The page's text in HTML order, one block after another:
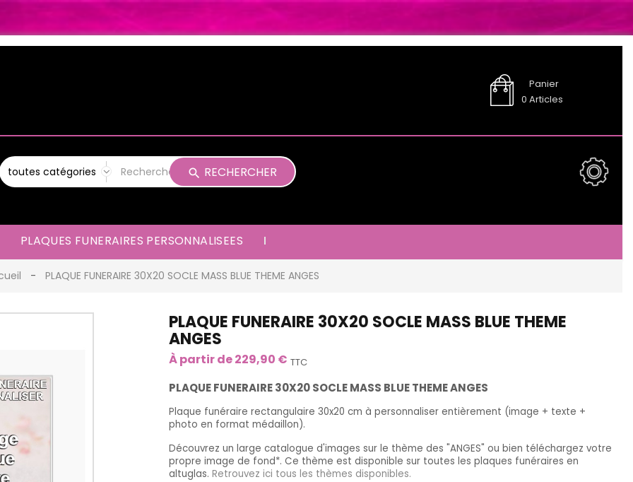
Panier
0 Articles
RECHERCHER
PLAQUES FUNERAIRES PERSONNALISEES
PLAQUE FUNERAIRE 30X20 SOCLE MASS BLUE THEME ANGES
PLAQUE FUNERAIRE 30X20 SOCLE MASS BLUE THEME
ANGES
À partir de 229,90 € TTC
PLAQUE FUNERAIRE 30X20 SOCLE MASS BLUE THEME ANGES
Plaque funéraire rectangulaire 30x20 cm à personnaliser entièrement (image + texte +
photo en format médaillon).
Découvrez un large catalogue d'images sur le thème des "ANGES" ou bien téléchargez votre
propre image de fond*. Ce thème est disponible sur toutes les plaques funéraires en
altuglas. Retrouvez ici tous les thèmes disponibles.